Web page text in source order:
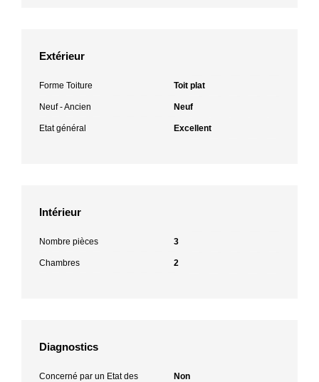
Extérieur
Forme Toiture Toit plat
Neuf - Ancien Neuf
Etat général Excellent
Intérieur
Nombre pièces 3
Chambres 2
Diagnostics
Concerné par un Etat des
Non